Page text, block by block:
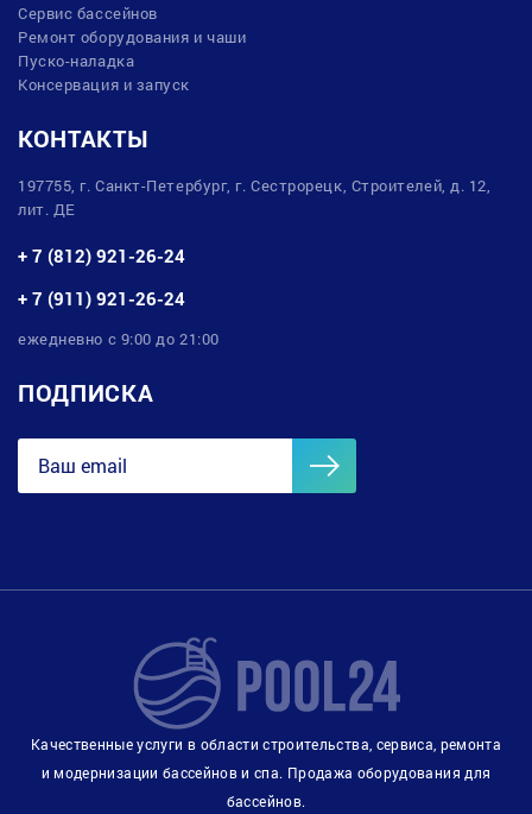
Сервис бассейнов
Ремонт оборудования и чаши
Пуско-наладка
Консервация и запуск
КОНТАКТЫ
197755, г. Санкт-Петербург, г. Сестрорецк, Строителей, д. 12,
лит. ДЕ
+ 7 (812) 921-26-24
+ 7 (911) 921-26-24
ежедневно с 9:00 до 21:00
ПОДПИСКА
Качественные услуги в области строительства, сервиса, ремонта
и модернизации бассейнов и спа. Продажа оборудования для
бассейнов.